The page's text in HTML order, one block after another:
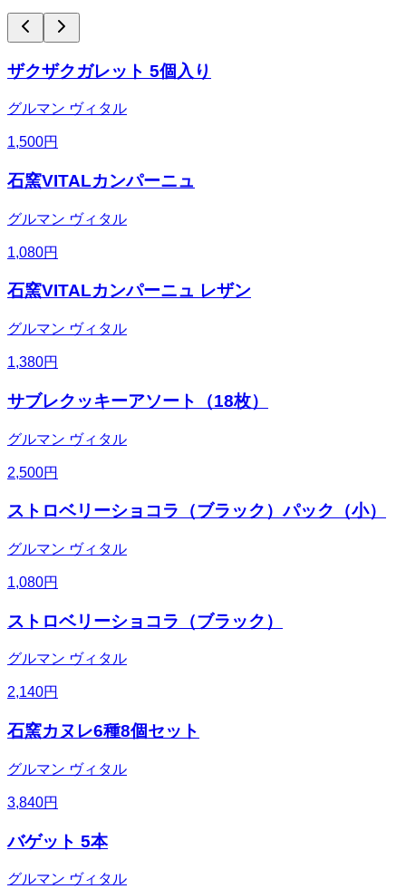
ザクザクガレット 5個入り
グルマン ヴィタル
1,500円
石窯VITALカンパーニュ
グルマン ヴィタル
1,080円
石窯VITALカンパーニュ レザン
グルマン ヴィタル
1,380円
サブレクッキーアソート（18枚）
グルマン ヴィタル
2,500円
ストロベリーショコラ（ブラック）パック（小）
グルマン ヴィタル
1,080円
ストロベリーショコラ（ブラック）
グルマン ヴィタル
2,140円
石窯カヌレ6種8個セット
グルマン ヴィタル
3,840円
バゲット 5本
グルマン ヴィタル